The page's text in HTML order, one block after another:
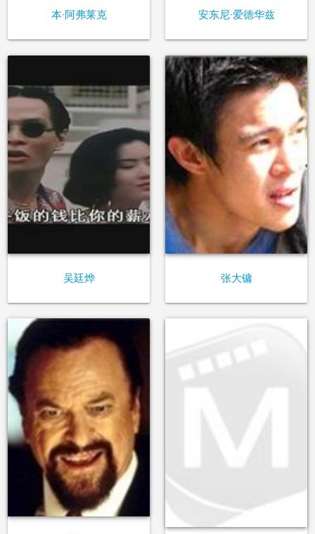
本·阿弗莱克 安东尼·爱德华兹
吴廷烨 张大镛